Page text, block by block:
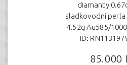
diamanty
sladkovodní perla
4.52g Au585/
ID:
85.000